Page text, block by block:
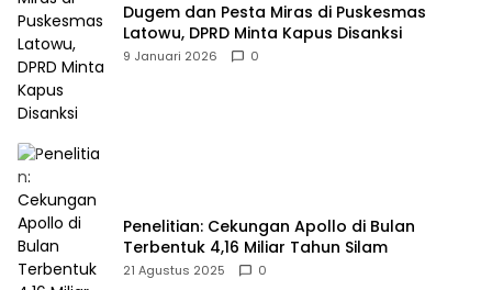
Dugem dan Pesta Miras di Puskesmas
Latowu, DPRD Minta Kapus Disanksi
9 Januari 2026 0
Penelitian: Cekungan Apollo di Bulan
Terbentuk 4,16 Miliar Tahun Silam
21 Agustus 2025 0